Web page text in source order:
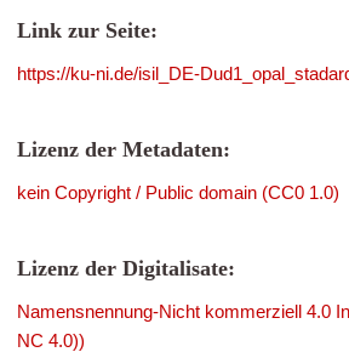
Link zur Seite:
https://ku-ni.de/isil_DE-
Lizenz der Metadaten:
kein Copyright / Public domain (CC0 1.0)
Lizenz der Digitalisate:
Namensnennung-Nicht kommerziell 4.0
NC 4.0))